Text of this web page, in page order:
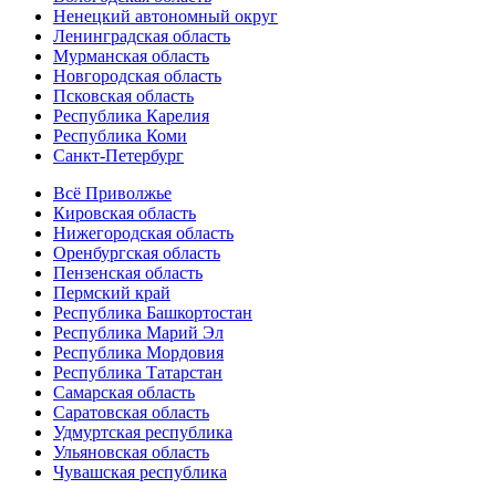
Ненецкий автономный округ
Ленинградская область
Мурманская область
Новгородская область
Псковская область
Республика Карелия
Республика Коми
Санкт-Петербург
Всё Приволжье
Кировская область
Нижегородская область
Оренбургская область
Пензенская область
Пермский край
Республика Башкортостан
Республика Марий Эл
Республика Мордовия
Республика Татарстан
Самарская область
Саратовская область
Удмуртская республика
Ульяновская область
Чувашская республика